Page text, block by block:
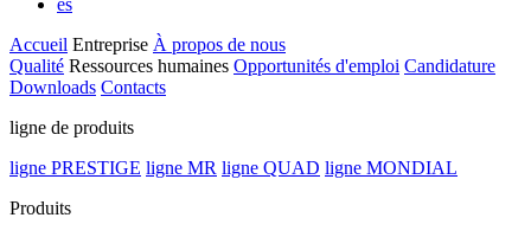
es
Accueil Entreprise À propos de nous
Qualité Ressources humaines Opportunités d'emploi Candidature
Downloads Contacts
ligne de produits
ligne PRESTIGE ligne MR ligne QUAD ligne MONDIAL
Produits